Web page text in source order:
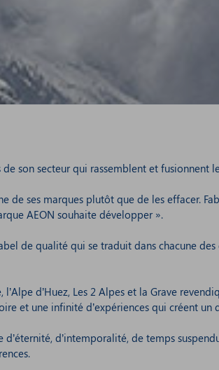
son secteur qui rassemblent et fusionnent
de ses marques plutôt que de les effacer.
AEON souhaite développer ».
de qualité qui se traduit dans chacune
d’Huez, Les 2 Alpes et la Grave
et une infinité d’expériences qui créent
d’intemporalité, de temps